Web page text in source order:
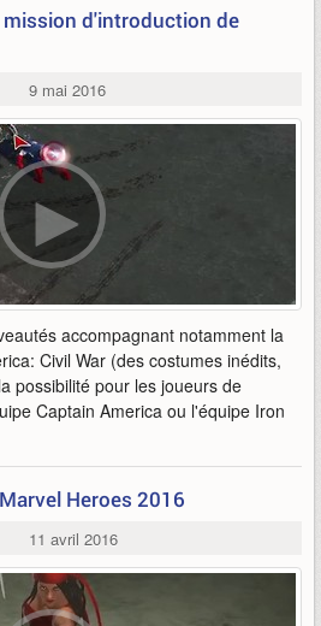
d'introduction de
9 mai 2016
accompagnant notamment la
Civil War (des costumes inédits,
possibilité pour les joueurs de
Captain America ou l'équipe Iron
Heroes 2016
11 avril 2016